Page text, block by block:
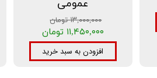
عمومی
۱۳,۰۰۰,۰۰۰ تومان
۱۱,۴۵۰,۰۰۰ تومان
افزودن به سبد خرید